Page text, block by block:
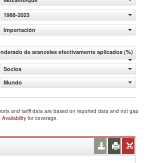
1988-2023
Importación
de aranceles efectivamente aplicados (%)
Socios
Mundo
and tariff data are based on reported data and not gap
Availability for coverage.